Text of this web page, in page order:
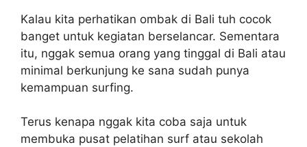
Kalau kita perhatikan ombak di Bali tuh cocok
banget untuk kegiatan berselancar. Sementara
itu, nggak semua orang yang tinggal di Bali atau
minimal berkunjung ke sana sudah punya
kemampuan surfing.
Terus kenapa nggak kita coba saja untuk
membuka pusat pelatihan surf atau sekolah